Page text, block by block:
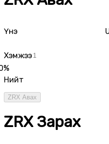
Үнэ
Хэмжээ
%
Нийт
ZRX Авах
ZRX Зарах